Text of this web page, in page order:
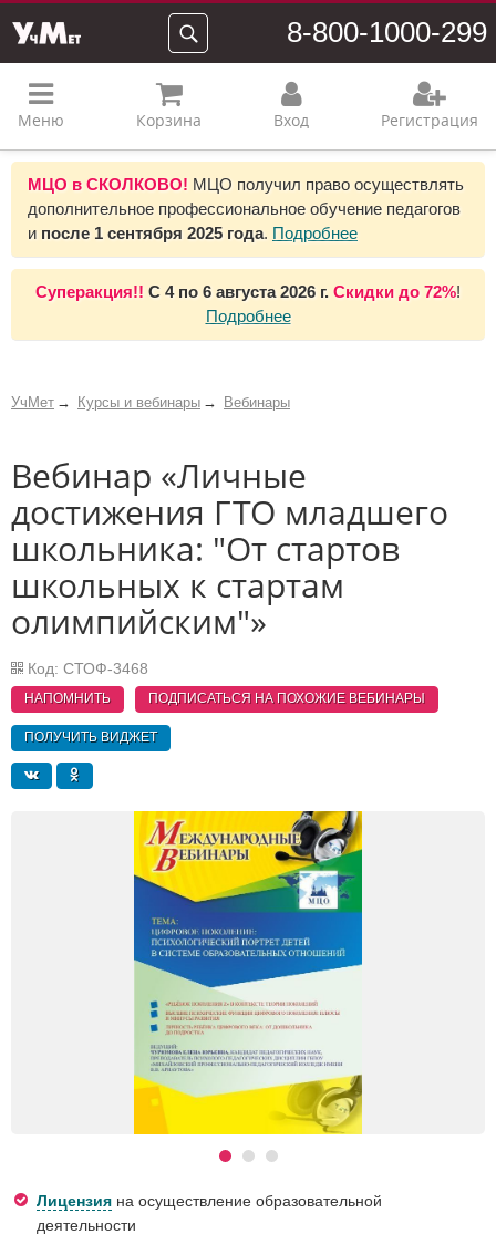
8-800-1000-299
Меню Корзина Вход Регистрация
МЦО в СКОЛКОВО! МЦО получил право осуществлять
дополнительное профессиональное обучение педагогов
и после 1 сентября 2025 года. Подробнее
Суперакция!! С 4 по 6 августа 2026 г. Скидки до 72%!
Подробнее
УчМет Курсы и вебинары Вебинары
Вебинар «Личные
достижения ГТО младшего
школьника: "От стартов
школьных к стартам
олимпийским"»
Код: СТОФ-3468
НАПОМНИТЬ ПОДПИСАТЬСЯ НА ПОХОЖИЕВЕБИНАРЫ
ПОЛУЧИТЬ ВИДЖЕТ
Лицензия на осуществление образовательной
деятельности